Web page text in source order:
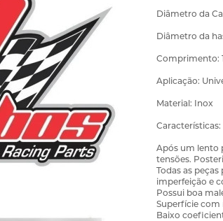
Diâmetro da
Diâmetro da
Comprimento:
Aplicação:
Material: Inox
Características:
Após um lento
tensões.
Todas as
imperfeição e
Possui boa
Superfície com
Baixo